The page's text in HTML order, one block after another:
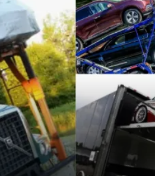
Acil ve İlkyardım